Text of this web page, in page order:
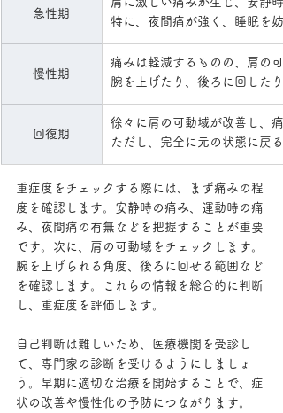
急性期
特に、夜間痛が強く、睡眠を
慢性期
痛みは軽減するものの、肩の
腕を上げたり、後ろに回した
回復期
徐々に肩の可動域が改善し、
ただし、完全に元の状態に戻
重症度をチェックする際には、まず痛みの程
度を確認します。安静時の痛み、運動時の痛
み、夜間痛の有無などを把握することが重要
です。次に、肩の可動域をチェックします。
腕を上げられる角度、後ろに回せる範囲など
を確認します。これらの情報を総合的に判断
し、重症度を評価します。
自己判断は難しいため、医療機関を受診し
て、専門家の診断を受けるようにしましょ
う。早期に適切な治療を開始することで、症
状の改善や慢性化の予防につながります。